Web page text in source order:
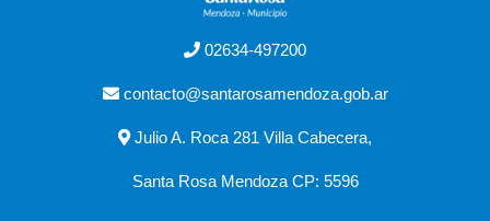
02634-497200
contacto@santarosamendoza.gob.ar
Julio A. Roca 281 Villa Cabecera,
Santa Rosa Mendoza CP: 5596